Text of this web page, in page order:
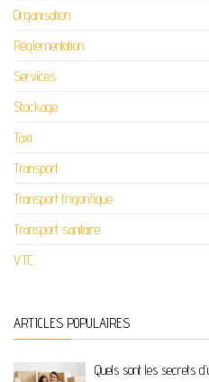
Organisation
Réglementation
Services
Stockage
Taxi
Transport
Transport frigorifique
Transport sanitaire
VTC
ARTICLES POPULAIRES
Quels sont les secrets